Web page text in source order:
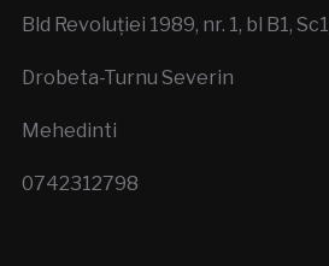
Bld Revoluției 1989, nr. 1, bl B1,
Drobeta-Turnu Severin
Mehedinti
0742312798